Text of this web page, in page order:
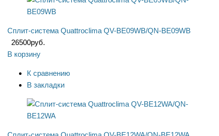
Сплит-система Quattroclima QV-BE09WB/QN-BE09WB
26500руб.
В корзину
К сравнению
В закладки